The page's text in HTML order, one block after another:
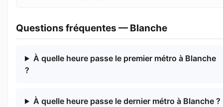
Questions fréquentes — Blanche
À quelle heure passe le premier métro à Blanche
?
À quelle heure passe le dernier métro à Blanche ?